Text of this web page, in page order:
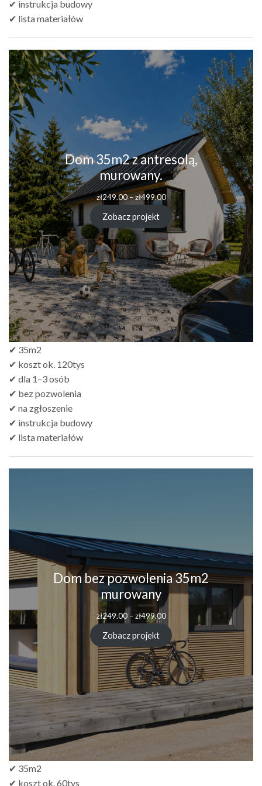
✔ instrukcja budowy
✔ lista materiałów
Dom 35m2 z antresolą,
murowany.
zł249.00–zł499.00Zakres
cen:
od
zł249.00
do
zł499.00
Zobacz projekt
✔ 35m2
✔ koszt ok. 120tys
✔ dla 1–3 osób
✔ bez pozwolenia
✔ na zgłoszenie
✔ instrukcja budowy
✔ lista materiałów
Dom bez pozwolenia 35m2
murowany
zł249.00 – zł499.00Zakres
od
zł249.00
do
zł499.00
Zobacz projekt
✔ 35m2
✔ koszt ok. 60tys